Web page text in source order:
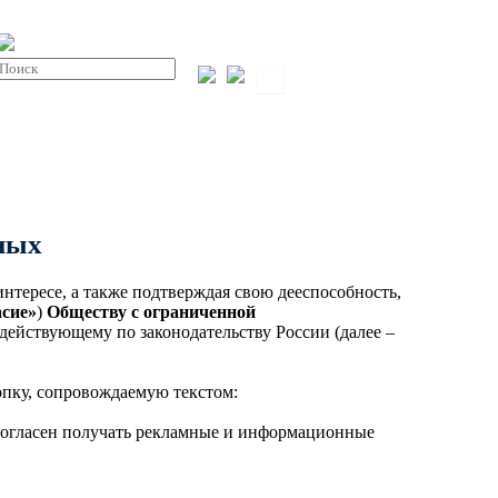
а также подтверждая свою дееспособность,
) Обществу с ограниченной
по законодательству России (далее –
сопровождаемую текстом:
получать рекламные и информационные